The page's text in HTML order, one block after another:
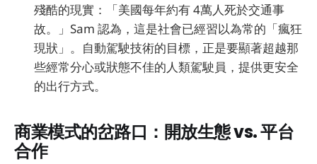
殘酷的現實：「美國每年約有 4萬人死於交通事
故。」Sam 認為，這是社會已經習以為常的「瘋狂
現狀」。自動駕駛技術的目標，正是要顯著超越那
些經常分心或狀態不佳的人類駕駛員，提供更安全
的出行方式。
商業模式的岔路口：開放生態 vs. 平台
合作